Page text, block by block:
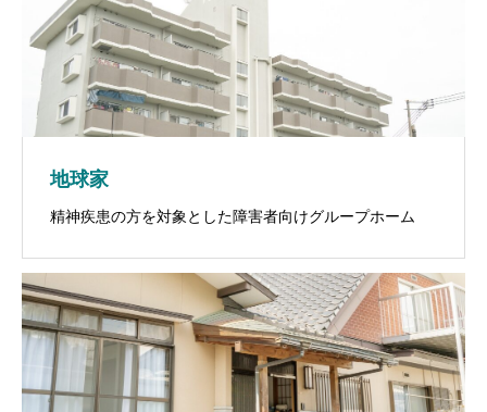
地球家
精神疾患の方を対象とした障害者向けグループホーム